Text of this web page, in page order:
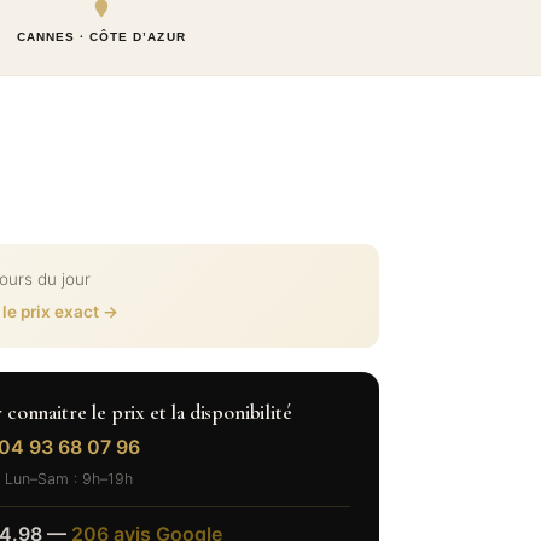
CANNES · CÔTE D’AZUR
du jour
le prix exact →
connaitre le prix et la disponibilité
93 68 07 96
Lun–Sam : 9h–19h
4.98 — 206 avis Google